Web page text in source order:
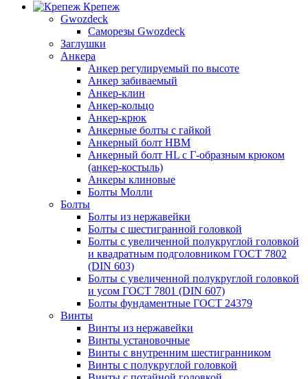
Крепеж
Gwozdeck
Саморезы Gwozdeck
Заглушки
Анкера
Анкер регулируемый по высоте
Анкер забиваемый
Анкер-клин
Анкер-кольцо
Анкер-крюк
Анкерные болты с гайкой
Анкерный болт HBM
Анкерный болт HL c Г-образным крюком
(анкер-костыль)
Анкеры клиновые
Болты Молли
Болты
Болты из нержавейки
Болты с шестигранной головкой
Болты с увеличенной полукруглой головкой
и квадратным подголовником ГОСТ 7802
(DIN 603)
Болты с увеличенной полукруглой головкой
и усом ГОСТ 7801 (DIN 607)
Болты фундаментные ГОСТ 24379
Винты
Винты из нержавейки
Винты установочные
Винты c внутренним шестигранником
Винты с полукруглой головкой